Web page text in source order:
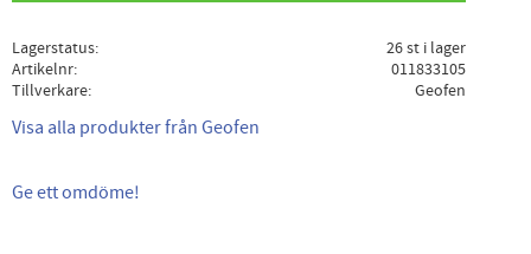
Lagerstatus
26 st i lager
Artikelnr
011833105
Tillverkare
Geofen
Visa alla produkter från Geofen
Ge ett omdöme!